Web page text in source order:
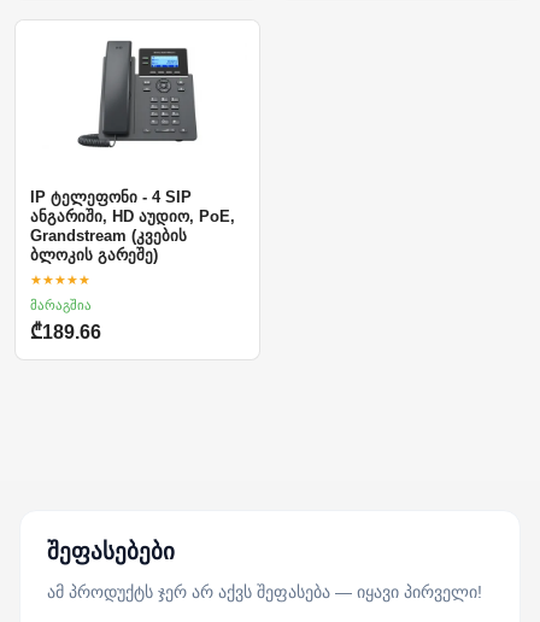
IP ტელეფონი - 4 SIP
ანგარიში, HD აუდიო, PoE,
Grandstream (კვების
ბლოკის გარეშე)
★★★★★
მარაგშია
₾189.66
შეფასებები
ამ პროდუქტს ჯერ არ აქვს შეფასება — იყავი პირველი!